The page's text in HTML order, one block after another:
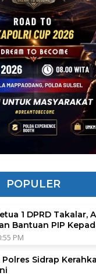
POPULER
1 DPRD Takalar,
Bantuan PIP
PM
Sidrap